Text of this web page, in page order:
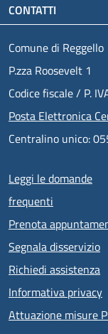
CONTATTI
Comune di Reggello
P.zza Roosevelt 1
Codice fiscale / P.
Posta Elettronica
Centralino unico:
Menu piè
Leggi le domande
frequenti
Prenota
Segnala disservizio
Richiedi assistenza
Informativa privacy
Attuazione misure